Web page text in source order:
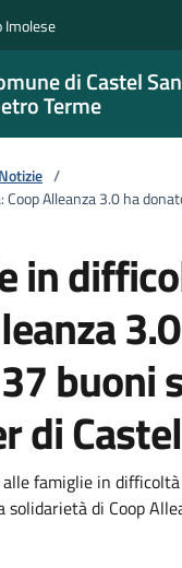
Imolese
di Castel San
Terme
Notizie /
Alleanza 3.0 ha
in
buoni
di
notizia
famiglie in
di Coop